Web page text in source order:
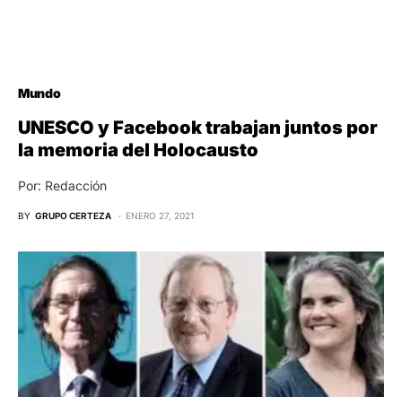
Mundo
UNESCO y Facebook trabajan juntos por
la memoria del Holocausto
Por: Redacción
BY GRUPO CERTEZA ENERO 27, 2021